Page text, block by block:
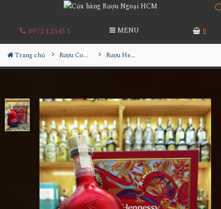
0972.12345.1 MENU 0
Trang chủ Rượu Cognac Rượu Hennessy XO Phiên Bản Rắn